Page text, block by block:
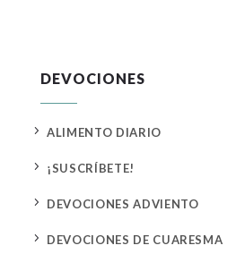
DEVOCIONES
5 ALIMENTO DIARIO
5 ¡SUSCRÍBETE!
5 DEVOCIONES ADVIENTO
5 DEVOCIONES DE CUARESMA